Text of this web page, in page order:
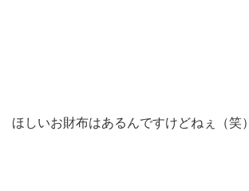
ほしいお財布はあるんですけどねぇ（笑）